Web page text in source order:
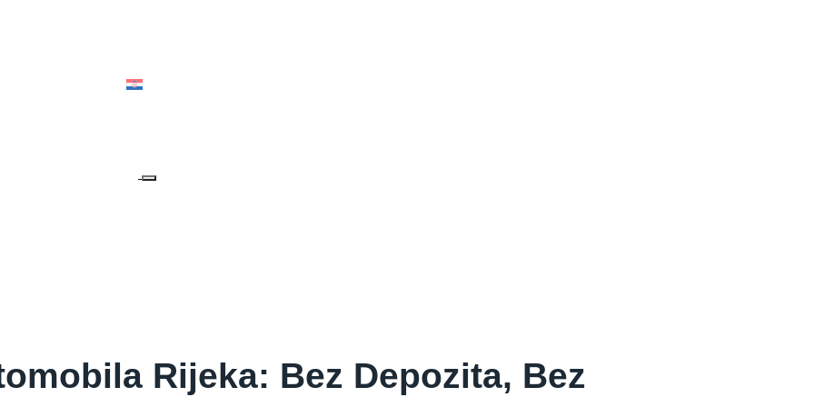
HRVATSKI
Rijeka: Bez Depozita, Bez